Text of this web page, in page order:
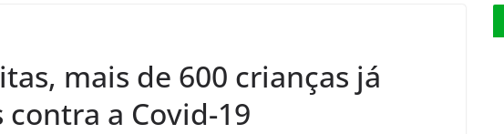
mais de 600 crianças já
a Covid-19